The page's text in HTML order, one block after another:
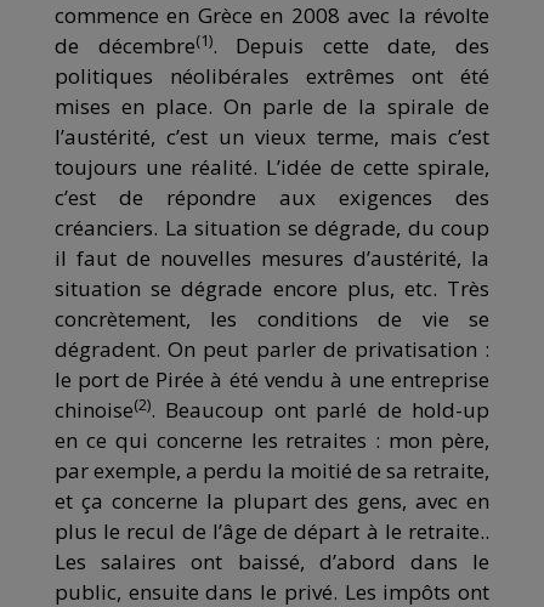
commence en Grèce en 2008 avec la révolte
de décembre(1). Depuis cette date, des
politiques néolibérales extrêmes ont été
mises en place. On parle de la spirale de
l’austérité, c’est un vieux terme, mais c’est
toujours une réalité. L’idée de cette spirale,
c’est de répondre aux exigences des
créanciers. La situation se dégrade, du coup
il faut de nouvelles mesures d’austérité, la
situation se dégrade encore plus, etc. Très
concrètement, les conditions de vie se
dégradent. On peut parler de privatisation :
le port de Pirée à été vendu à une entreprise
chinoise(2). Beaucoup ont parlé de hold-up
en ce qui concerne les retraites : mon père,
par exemple, a perdu la moitié de sa retraite,
et ça concerne la plupart des gens, avec en
plus le recul de l’âge de départ à le retraite..
Les salaires ont baissé, d’abord dans le
public, ensuite dans le privé. Les impôts ont